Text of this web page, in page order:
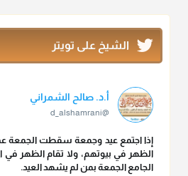
الشيخ على تويتر
أ.د. صالح الشمراني
@d_alshamrani
إذا اجتمع عيد وجمعة سقطت الجمعة
الظهر في بيوتهم، ولا تقام الظهر في
الجامع الجمعة بمن لم يشهد العيد.